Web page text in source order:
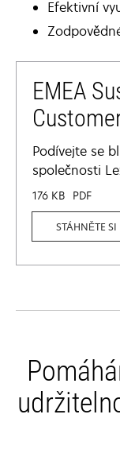
Efektivní
EMEA
Podívejte se
společnosti
176 KB PDF
STÁHNĚTE SI